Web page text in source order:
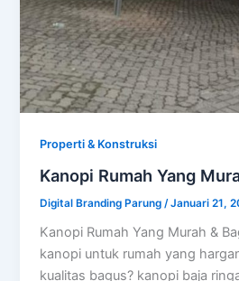
Properti & Konstruksi
Kanopi Rumah Yang
Digital Branding Parung /Januari 21,
Kanopi Rumah Yang Murah &
kanopi untuk rumah yang
kualitas bagus? kanopi baja